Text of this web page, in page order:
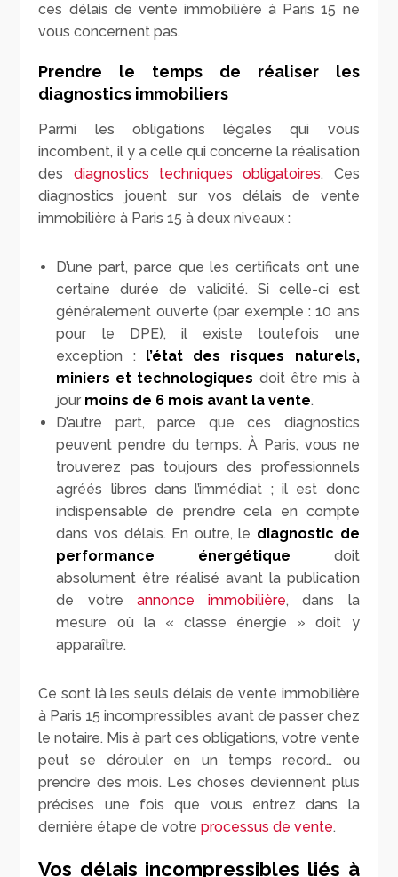
ces délais de vente immobilière à Paris 15 ne
vous concernent pas.
Prendre le temps de réaliser les
diagnostics immobiliers
Parmi les obligations légales qui vous
incombent, il y a celle qui concerne la réalisation
des diagnostics techniques obligatoires. Ces
diagnostics jouent sur vos délais de vente
immobilière à Paris 15 à deux niveaux :
D’une part, parce que les certificats ont une
certaine durée de validité. Si celle-ci est
généralement ouverte (par exemple : 10 ans
pour le DPE), il existe toutefois une
exception : l’état des risques naturels,
miniers et technologiques doit être mis à
jour moins de 6 mois avant la vente.
D’autre part, parce que ces diagnostics
peuvent pendre du temps. À Paris, vous ne
trouverez pas toujours des professionnels
agréés libres dans l’immédiat ; il est donc
indispensable de prendre cela en compte
dans vos délais. En outre, le diagnostic de
performance énergétique doit
absolument être réalisé avant la publication
de votre annonce immobilière, dans la
mesure où la « classe énergie » doit y
apparaître.
Ce sont là les seuls délais de vente immobilière
à Paris 15 incompressibles avant de passer chez
le notaire. Mis à part ces obligations, votre vente
peut se dérouler en un temps record… ou
prendre des mois. Les choses deviennent plus
précises une fois que vous entrez dans la
dernière étape de votreprocessus de vente.
Vos délais incompressibles liés à